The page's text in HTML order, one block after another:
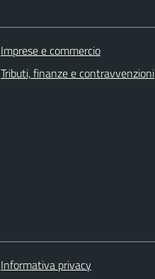
Imprese e commercio
Tributi, finanze e contravvenzioni
Informativa privacy